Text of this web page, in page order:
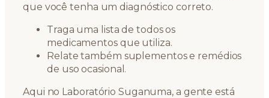
que você tenha um diagnóstico correto.
Traga uma lista de todos os
medicamentos que utiliza.
Relate também suplementos e remédios
de uso ocasional.
Aqui no Laboratório Suganuma, a gente está